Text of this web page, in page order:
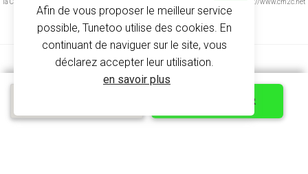
PERSONNALISER
la Consommation de Conciliateurs de Justice 14 rue Saint Jean 75017 Paris https://www.cm2c.net
cm2c@cm2c.net
Afin de vous proposer le meilleur service
possible, Tunetoo utilise des cookies. En
continuant de naviguer sur le site, vous
déclarez accepter leur utilisation.
en savoir plus